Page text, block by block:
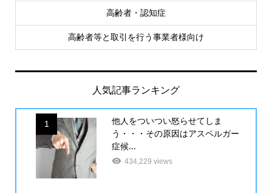
高齢者・認知症
高齢者等と取引を行う事業者様向け
人気記事ランキング
1
他人をついつい怒らせてしま
う・・・その原因はアスペルガー
症候...
434,229 views